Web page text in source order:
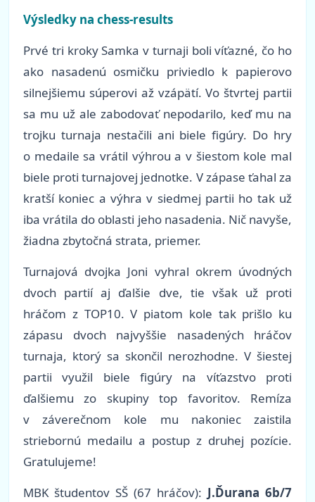
Výsledky na chess-results
Prvé tri kroky Samka v turnaji boli víťazné, čo ho
ako nasadenú osmičku priviedlo k papierovo
silnejšiemu súperovi až vzápätí. Vo štvrtej partii
sa mu už ale zabodovať nepodarilo, keď mu na
trojku turnaja nestačili ani biele figúry. Do hry
o medaile sa vrátil výhrou a v šiestom kole mal
biele proti turnajovej jednotke. V zápase ťahal za
kratší koniec a výhra v siedmej partii ho tak už
iba vrátila do oblasti jeho nasadenia. Nič navyše,
žiadna zbytočná strata, priemer.
Turnajová dvojka Joni vyhral okrem úvodných
dvoch partií aj ďalšie dve, tie však už proti
hráčom z TOP10. V piatom kole tak prišlo ku
zápasu dvoch najvyššie nasadených hráčov
turnaja, ktorý sa skončil nerozhodne. V šiestej
partii využil biele figúry na víťazstvo proti
ďalšiemu zo skupiny top favoritov. Remíza
v záverečnom kole mu nakoniec zaistila
striebornú medailu a postup z druhej pozície.
Gratulujeme!
MBK študentov SŠ (67 hráčov): J.Ďurana 6b/7